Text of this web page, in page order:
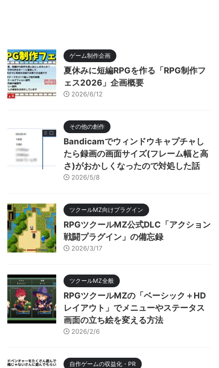
ゲーム制作企画
夏休みに短編RPGを作る「RPG制作フ
ェス2026」企画概要
2026/6/12
その他の創作
Bandicamでウィンドウキャプチャし
たら録画の画面サイズ(フレーム幅と高
さ)がおかしくなったので対処した話
2026/5/8
ツクールMZ向けプラグイン
RPGツクールMZ公式DLC「アクション
戦闘プラグイン」の備忘録
2026/3/17
ツクールMZ全般
RPGツクールMZの「ベーシック＋HD
レイアウト」でメニューやステータス
画面の立ち絵を変える方法
2026/2/6
自作ゲームの収益化・PR